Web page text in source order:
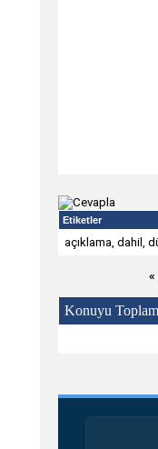
Etiketler
açıklama, dahil ,
«
Konuyu